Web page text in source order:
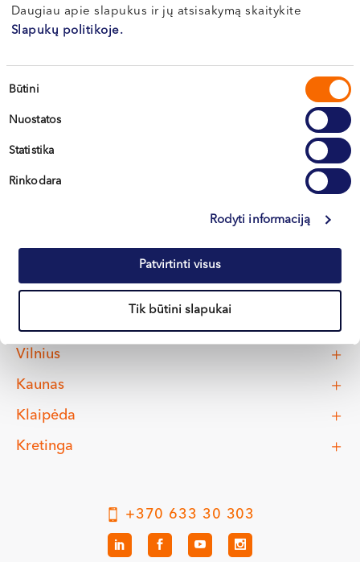
Daugiau apie slapukus ir jų atsisakymą skaitykite
Slapukų politikoje.
Sutikimo
Būtini
Nuostatos
Statistika
Rinkodara
Rodyti informaciją
Patvirtinti visus
Tik būtini slapukai
Pirmasis vizitas pas ginekologą – svarbus etapas
Visi straipsniai
Vilnius
Kaunas
Klaipėda
Kretinga
+370 633 30 303